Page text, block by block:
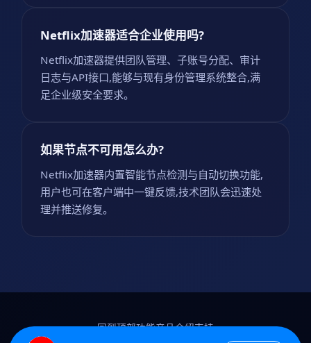
Netflix加速器适合企业使用吗?
Netflix加速器提供团队管理、子账号分配、审计
日志与API接口,能够与现有身份管理系统整合,满
足企业级安全要求。
如果节点不可用怎么办?
Netflix加速器内置智能节点检测与自动切换功能,
用户也可在客户端中一键反馈,技术团队会迅速处
理并推送修复。
回到顶部功能产品介绍支持